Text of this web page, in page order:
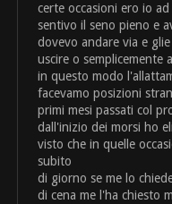
certe occasioni ero io
sentivo il seno pieno e
dovevo andare via e
uscire o semplicemente
in questo modo
facevamo posizioni
primi mesi passati col
dall'inizio dei morsi ho
visto che in quelle
subito
di giorno se me lo
di cena me l'ha chiesto